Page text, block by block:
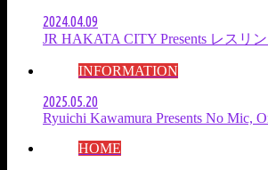
2024.04.09
JR HAKATA CITY Presents レスリ
INFORMATION
2025.05.20
Ryuichi Kawamura Presents No Mic,
HOME